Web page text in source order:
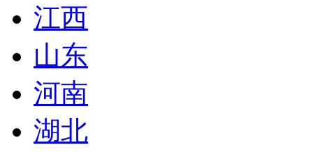
江西
山东
河南
湖北